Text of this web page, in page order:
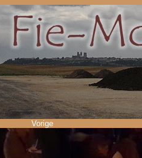
Vorige